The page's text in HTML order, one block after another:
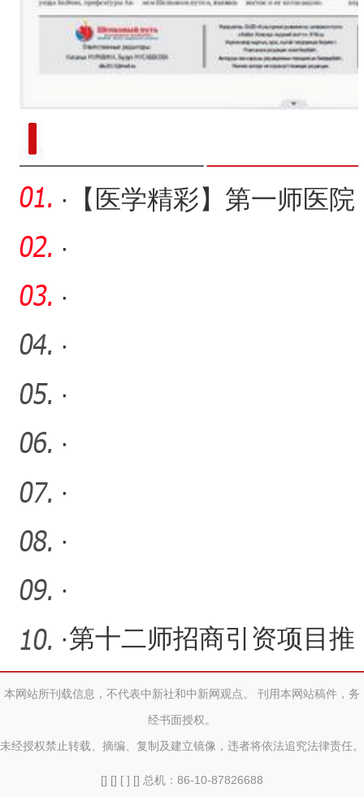
·
【医学精彩】第一师医院
关节镜微创技术精准复位
·
·
·
·
·
·
·
·
·第十二师招商引资项目推
进会召开
本网站所刊载信息，不代表中新社和中新网观点。 刊用本网站稿件，务
经书面授权。
未经授权禁止转载、摘编、复制及建立镜像，违者将依法追究法律责任。
[] [] [ ] [] 总机：86-10-87826688